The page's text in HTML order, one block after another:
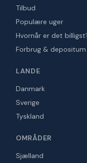
Tilbud
Populære uger
Hvornår er det
Forbrug & depositum
LANDE
Danmark
Sverige
Tyskland
OMRÅDER
Sjælland